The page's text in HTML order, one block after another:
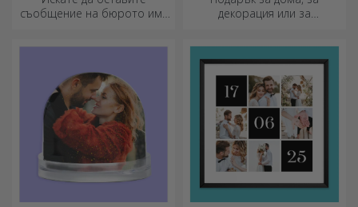
съобщение на бюрото им?
декорация или за
възглавници са идеални за